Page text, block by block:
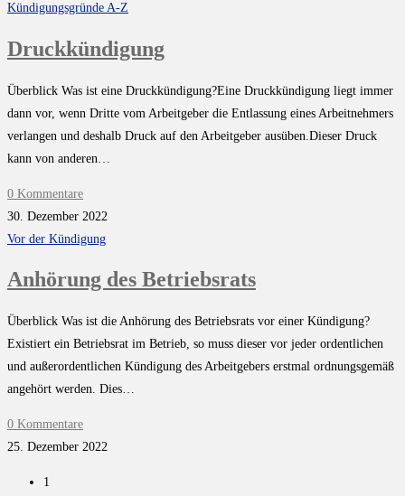
Kündigungsgründe A-Z
Druckkündigung
Überblick Was ist eine Druckkündigung?Eine Druckkündigung liegt immer
dann vor, wenn Dritte vom Arbeitgeber die Entlassung eines Arbeitnehmers
verlangen und deshalb Druck auf den Arbeitgeber ausüben.Dieser Druck
kann von anderen…
0 Kommentare
30. Dezember 2022
Vor der Kündigung
Anhörung des Betriebsrats
Überblick Was ist die Anhörung des Betriebsrats vor einer Kündigung?
Existiert ein Betriebsrat im Betrieb, so muss dieser vor jeder ordentlichen
und außerordentlichen Kündigung des Arbeitgebers erstmal ordnungsgemäß
angehört werden. Dies…
0 Kommentare
25. Dezember 2022
1